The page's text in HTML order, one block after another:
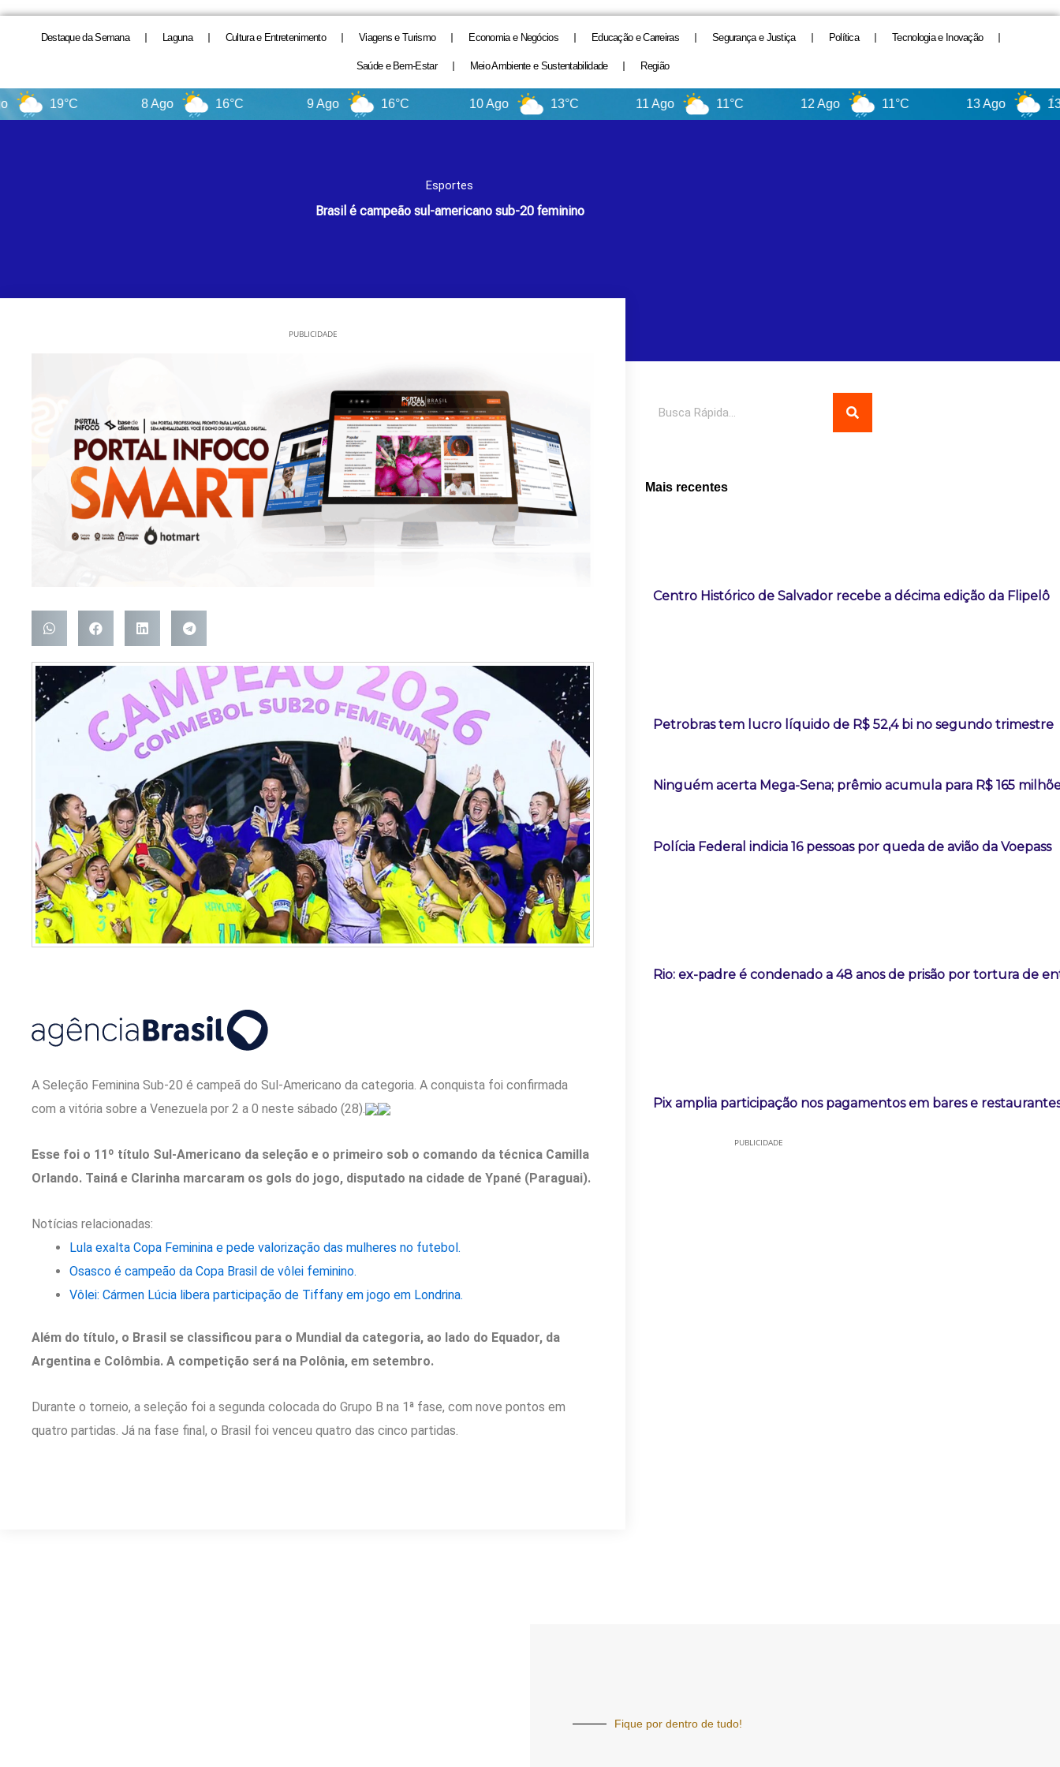
Destaque da Semana Laguna Cultura e Entretenimento Viagens e Turismo Economia e Negócios Educação e Carreiras Segurança e Justiça Política Tecnologia e Inovação
Saúde e Bem-Estar Meio Ambiente e Sustentabilidade Região
19°C 16°C 16°C 10 Ago 13°C 11 Ago 11°C 12 Ago 11°C 13 Ago 13°C
Esportes
Brasil é campeão sul-americano sub-20 feminino
PUBLICIDADE
A Seleção Feminina Sub-20 é campeã do Sul-Americano da categoria. A conquista foi confirmada
com a vitória sobre a Venezuela por 2 a 0 neste sábado (28).
Esse foi o 11º título Sul-Americano da seleção e o primeiro sob o comando da técnica Camilla
Orlando. Tainá e Clarinha marcaram os gols do jogo, disputado na cidade de Ypané (Paraguai).
Notícias relacionadas:
Lula exalta Copa Feminina e pede valorização das mulheres no futebol.
Osasco é campeão da Copa Brasil de vôlei feminino.
Vôlei: Cármen Lúcia libera participação de Tiffany em jogo em Londrina.
Além do título, o Brasil se classificou para o Mundial da categoria, ao lado do Equador, da
Argentina e Colômbia. A competição será na Polônia, em setembro.
Durante o torneio, a seleção foi a segunda colocada do Grupo B na 1ª fase, com nove pontos em
quatro partidas. Já na fase final, o Brasil foi venceu quatro das cinco partidas.
Mais recentes
Centro Histórico de Salvador recebe a décima edição da Flipelô
Petrobras tem lucro líquido de R$ 52,4 bi no segundo trimestre
Ninguém acerta Mega-Sena; prêmio acumula para R$ 165
Polícia Federal indicia 16 pessoas por queda de avião da Voepass
Rio: ex-padre é condenado a 48 anos de prisão por tortura de
Pix amplia participação nos pagamentos em bares e
PUBLICIDADE
Fique por dentro de tudo!